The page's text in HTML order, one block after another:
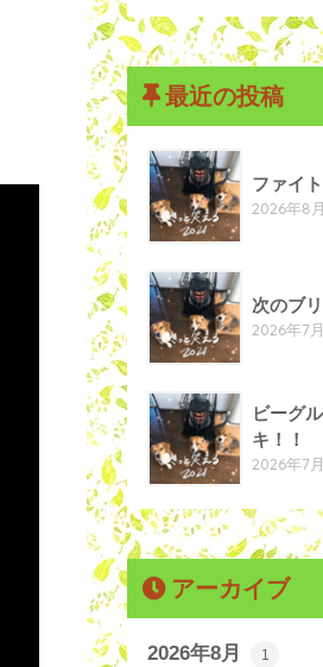
最近の投稿
ファイ
2026年8
次のブ
2026年7
ビーグ
キ！！
2026年7
アーカイブ
2026年8月 1